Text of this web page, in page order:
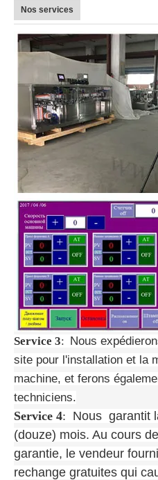
Nos services
Service 3: Nous
site pour l'installation et la
machine, et ferons
techniciens.
Service 4: Nous garantit
(douze) mois. Au cours
garantie, le vendeur
rechange gratuites qui